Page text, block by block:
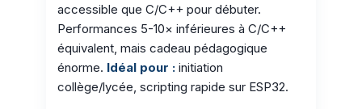
accessible que C/C++ pour débuter.
Performances 5-10× inférieures à C/C++
équivalent, mais cadeau pédagogique
énorme. Idéal pour : initiation
collège/lycée, scripting rapide sur ESP32.